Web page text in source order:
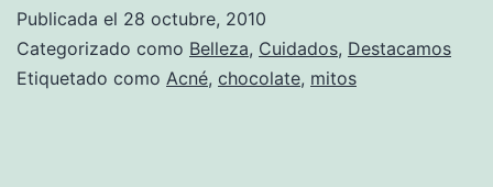
el
acné
Publicada el 28 octubre, 2010
Categorizado como Belleza, Cuidados, Destacamos
Etiquetado como Acné, chocolate, mitos